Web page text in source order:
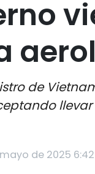
de
de 2025 6:42